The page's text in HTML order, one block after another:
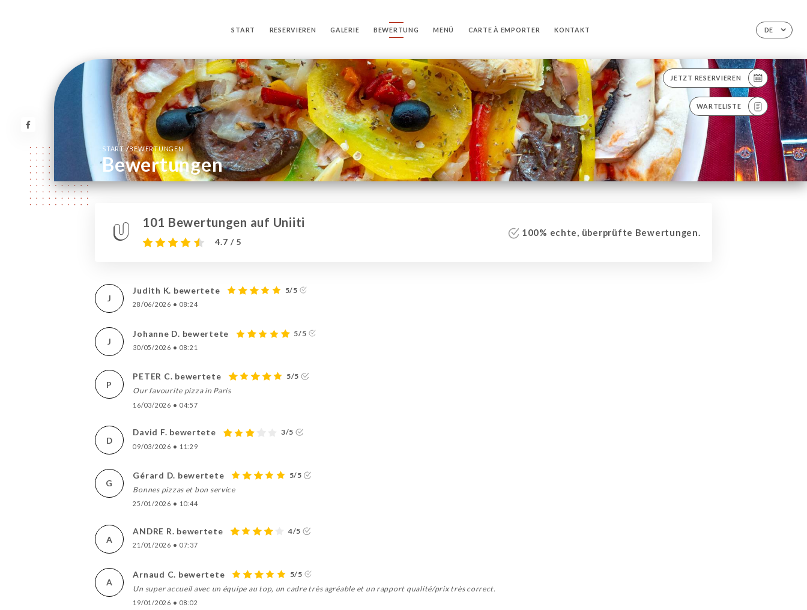
DE
START RESERVIEREN GALERIE BEWERTUNG MENÜ CARTE À EMPORTER KONTAKT
JETZT RESERVIEREN
WARTELISTE
START/BEWERTUNGEN
Bewertungen
101 Bewertungen auf Uniiti
4.7 / 5
100% echte, überprüfte Bewertungen.
J
Judith K. bewertete 5/5
28/06/2026 • 08:24
J
Johanne D. bewertete 5/5
30/05/2026 • 08:21
P
PETER C. bewertete
5/5
Our favourite pizza in Paris
16/03/2026 • 04:57
D
David F. bewertete 3/5
09/03/2026 • 11:29
G
Gérard D. bewertete
5/5
Bonnes pizzas et bon service
25/01/2026 • 10:44
A
ANDRE R. bewertete 4/5
21/01/2026 • 07:37
A
Arnaud C. bewertete
5/5
Un super accueil avec un équipe au top, un cadre très agréable et un rapport qualité/prix très correct.
19/01/2026 • 08:02